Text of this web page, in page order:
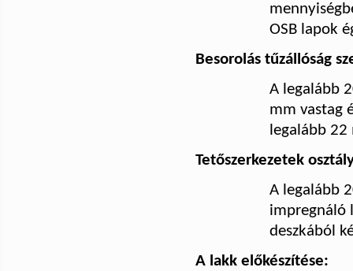
OSB lapok
Besorolás tűzállóság
A legalább
mm vastag
legalább
Tetőszerkezetek
A legalább
impregnáló
deszkából
A lakk előkészítése: